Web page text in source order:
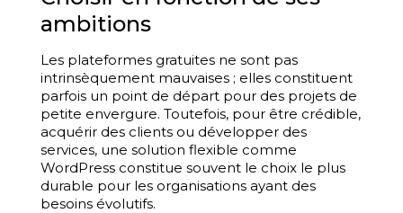
ambitions
Les plateformes gratuites ne sont pas
intrinsèquement mauvaises ; elles constituent
parfois un point de départ pour des projets de
petite envergure. Toutefois, pour être crédible,
acquérir des clients ou développer des
services, une solution flexible comme
WordPress constitue souvent le choix le plus
durable pour les organisations ayant des
besoins évolutifs.